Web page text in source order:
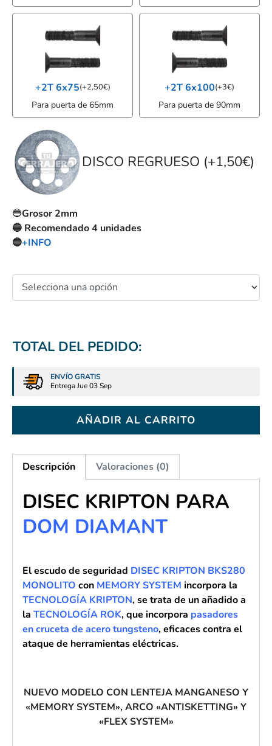
+2T 6x75(+2,50€)
Para puerta de 65mm
+2T 6x100(+3€)
Para puerta de 90mm
DISCO REGRUESO (+1,50€)
🔵Grosor 2mm
🔵 Recomendado 4 unidades
🔵+INFO
TOTAL DEL PEDIDO:
ENVÍO GRATIS
Entrega Jue 03 Sep
AÑADIR AL CARRITO
Descripción Valoraciones (0)
DISEC KRIPTON PARA
DOM DIAMANT
El escudo de seguridad DISEC KRIPTON BKS280
MONOLITO con MEMORY SYSTEM incorpora la
TECNOLOGÍA KRIPTON, se trata de un añadido a
la TECNOLOGÍA ROK, que incorpora pasadores
en cruceta de acero tungsteno,eficaces contra el
ataque de herramientas eléctricas.
NUEVO MODELO CON LENTEJA MANGANESO Y
«MEMORY SYSTEM», ARCO «ANTISKETTING» Y
«FLEX SYSTEM»